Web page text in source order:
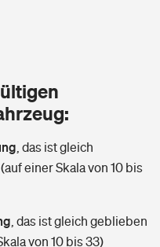
finden
das ist gleich
einer Skala von 10 bis
das ist gleich geblieben
von 10 bis 33)